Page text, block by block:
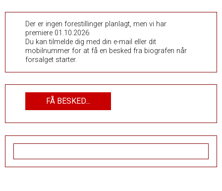
Der er ingen forestillinger planlagt, men vi har
premiere 01.10.2026
Du kan tilmelde dig med din e-mail eller dit
mobilnummer for at få en besked fra biografen når
forsalget starter.
FÅ BESKED...